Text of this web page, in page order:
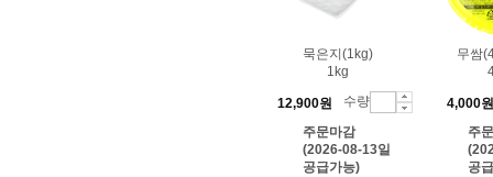
묵은지(1kg)
1kg
12,900원
수량
주문마감
(2026-08-13일
공급가능)
무쌈
4,000원
주
공